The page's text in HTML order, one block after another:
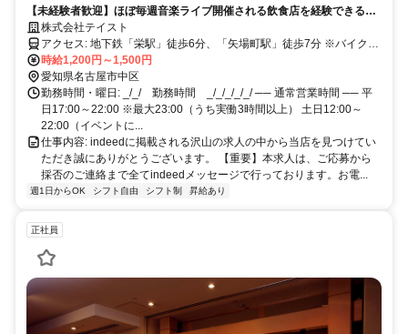
【未経験者歓迎】ほぼ毎週音楽ライブ開催される飲食店を経験できるチ
ャンス！
株式会社テイスト
アクセス: 地下鉄「栄駅」徒歩6分、「矢場町駅」徒歩7分 ※バイク
（原付）・自転車通勤可
時給1,200円～1,500円
愛知県名古屋市中区
勤務時間・曜日: _/_/ 勤務時間 _/_/_/_/_/ ── 通常営業時間 ── 平
日17:00～22:00 ※最大23:00（うち実働3時間以上） 土日12:00～
22:00（イベントに...
仕事内容: indeedに掲載される沢山の求人の中から当店を見つけてい
ただき誠にありがとうございます。 【重要】本求人は、ご応募から
採否のご連絡まで全てindeedメッセージで行っております。お電...
週1日からOK シフト自由 シフト制 昇給あり
正社員